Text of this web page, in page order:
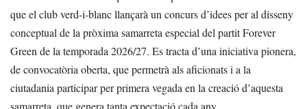
que el club verd-i-blanc llançarà un concurs d’idees per al disseny
conceptual de la pròxima samarreta especial del partit Forever
Green de la temporada 2026/27. Es tracta d’una iniciativa pionera,
de convocatòria oberta, que permetrà als aficionats i a la
ciutadania participar per primera vegada en la creació d’aquesta
samarreta, que genera tanta expectació cada any.